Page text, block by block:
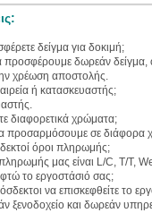
δείγμα για δοκιμή;
δωρεάν δείγμα, ο
χρέωση αποστολής.
ή κατασκευαστής;
διαφορετικά χρώματα;
προσαρμόσουμε σε διάφορα
όροι πληρωμής;
μας είναι L/C, T/T,
το εργοστάσιό σας;
να επισκεφθείτε το
ξενοδοχείο και δωρεάν